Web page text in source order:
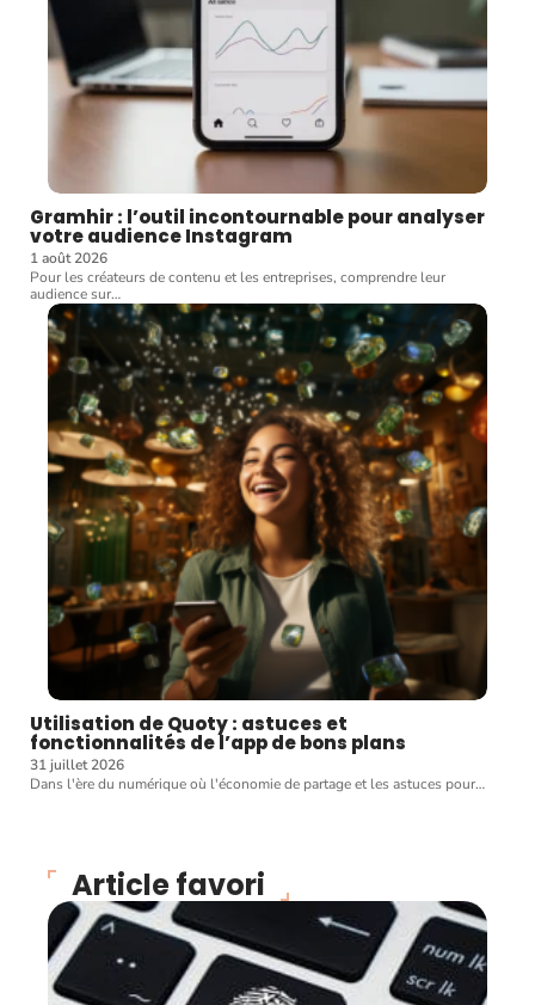
Gramhir : l’outil incontournable pour analyser
votre audience Instagram
1 août 2026
Pour les créateurs de contenu et les entreprises, comprendre leur
audience sur…
Utilisation de Quoty : astuces et
fonctionnalités de l’app de bons plans
31 juillet 2026
Dans l'ère du numérique où l'économie de partage et les astuces pour…
Article favori